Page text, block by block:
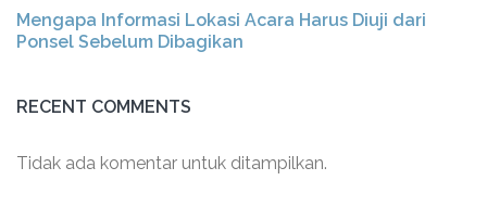
Mengapa Informasi Lokasi Acara Harus Diuji dari
Ponsel Sebelum Dibagikan
RECENT COMMENTS
Tidak ada komentar untuk ditampilkan.